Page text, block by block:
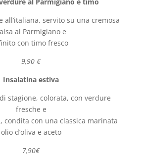
all’italiana, servito su una cremosa
al Parmigiano e
con timo fresco
9,90 €
Insalatina estiva
stagione, colorata, con verdure
fresche e
condita con una classica marinata
olio d’oliva e aceto
7,90€